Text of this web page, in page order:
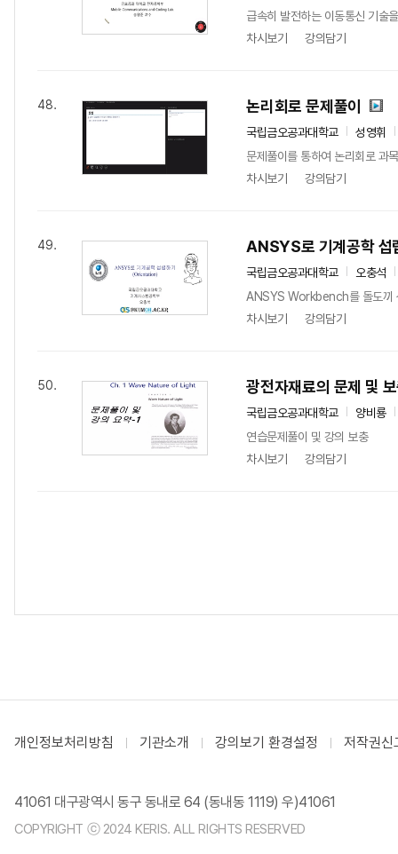
급속히 발전하는 이동통신 기술
차시보기
강의담기
48. 논리회로 문제풀이
국립금오공과대학교
성영휘
문제풀이를 통하여 논리회로 과
차시보기
강의담기
49. ANSYS로 기계공학 섭
국립금오공과대학교
오충석
ANSYS Workbench를 돌도끼
차시보기
강의담기
50. 광전자재료의 문제 및
국립금오공과대학교
양비룡
연습문제풀이 및 강의 보충
차시보기
강의담기
개인정보처리방침 기관소개 강의보기 환경설정 저작권신
41061 대구광역시 동구 동내로 64 (동내동 1119) 우)41061
COPYRIGHT ⓒ 2024 KERIS. ALL RIGHTS RESERVED